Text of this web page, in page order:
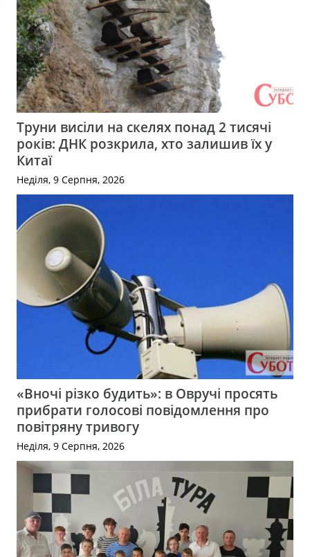
Труни висіли на скелях понад 2 тисячі
років: ДНК розкрила, хто залишив їх у
Китаї
Неділя, 9 Серпня, 2026
«Вночі різко будить»: в Овручі просять
прибрати голосові повідомлення про
повітряну тривогу
Неділя, 9 Серпня, 2026